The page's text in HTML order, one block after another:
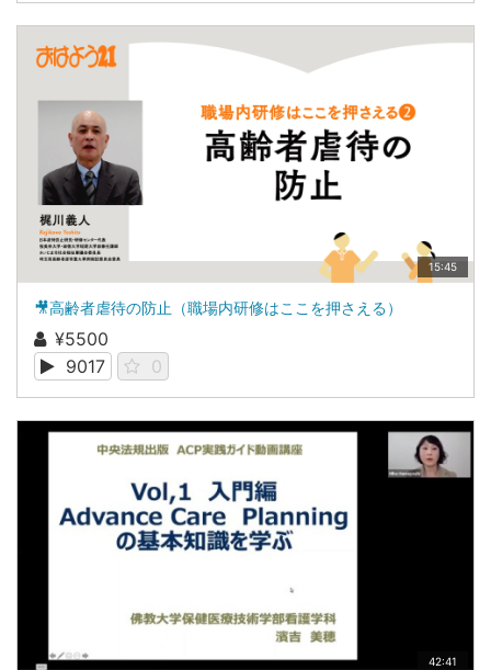
15:45
🎥高齢者虐待の防止（職場内研修はここを押さえる）
¥5500
9017
0
42:41